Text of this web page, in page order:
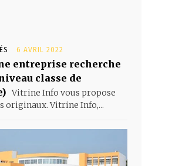
6 AVRIL 2022
entreprise recherche
classe de
Vitrine Info vous propose
originaux. Vitrine Info,...